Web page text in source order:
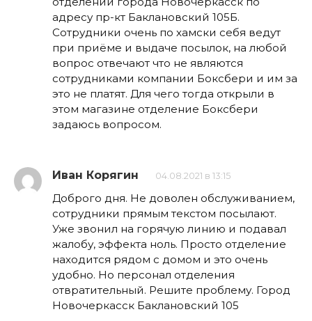
адресу пр-кт Баклановский 105Б.
Сотрудники очень по хамски себя ведут
при приёме и выдаче посылок, на любой
вопрос отвечают что не являются
сотрудниками компании Боксбери и им за
это не платят. Для чего тогда открыли в
этом магазине отделение Боксбери
задаюсь вопросом.
Иван Корягин 04.08.2021 в 13:15
Доброго дня. Не доволен обслуживанием,
сотрудники прямым текстом посылают.
Уже звонил на горячую линию и подавал
жалобу, эффекта ноль. Просто отделение
находится рядом с домом и это очень
удобно. Но персонал отделения
отвратительный. Решите проблему. Город
Новочеркасск Баклановский 105